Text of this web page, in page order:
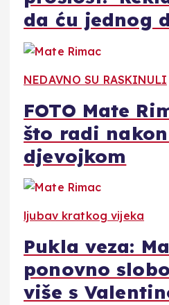
da ću jednog
NEDAVNO SU RASKINULI
FOTO Mate
što radi
djevojkom
ljubav kratkog vijeka
Pukla veza:
ponovno
više s